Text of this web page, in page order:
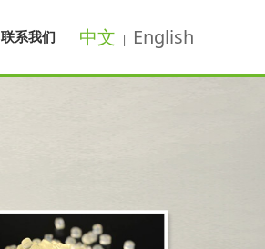
中文 | English
联系我们